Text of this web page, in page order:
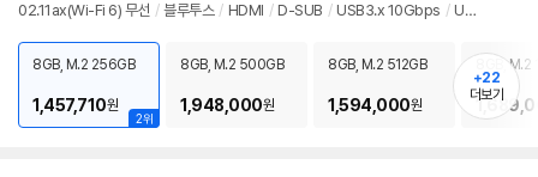
02.11ax(Wi-Fi 6) 무선 / 블루투스 / HDMI / D-SUB / USB3.x 10Gbps / USB
출시가: 1,050,000원
치
기
2위
8GB, M.2 256GB
1,457,710원
8GB, M.2 500GB
1,948,000원
8GB, M.2 512GB
1,594,000원
8GB, M.2
+22
더보기